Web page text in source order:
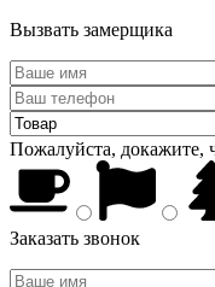
Вызвать замерщика
Пожалуйста, докажите,
Заказать звонок